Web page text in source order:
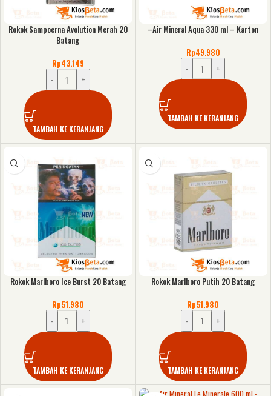
Rokok Sampoerna Avolution Merah 20
Batang
Rp43.149
-
+
TAMBAH KE KERANJANG
–Air Mineral Aqua 330 ml – Karton
Rp49.980
-
+
TAMBAH KE KERANJANG
Rokok Marlboro Ice Burst 20 Batang
Rp51.980
-
+
TAMBAH KE KERANJANG
Rokok Marlboro Putih 20 Batang
Rp51.980
-
+
TAMBAH KE KERANJANG